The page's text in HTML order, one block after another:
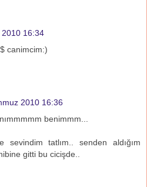
16:34
canimcim:)
2010 16:36
benimmm...
sevindim tatlım.. senden aldığım
gitti bu cicişde..